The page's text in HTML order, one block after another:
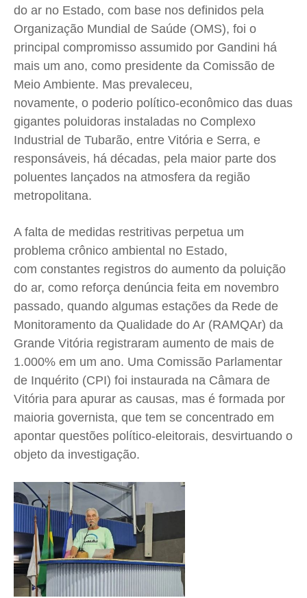
do ar no Estado, com base nos definidos pela
Organização Mundial de Saúde (OMS), foi o
principal compromisso assumido por Gandini há
mais um ano, como presidente da Comissão de
Meio Ambiente. Mas prevaleceu,
novamente, o poderio político-econômico das duas
gigantes poluidoras instaladas no Complexo
Industrial de Tubarão, entre Vitória e Serra, e
responsáveis, há décadas, pela maior parte dos
poluentes lançados na atmosfera da região
metropolitana.
A falta de medidas restritivas perpetua um
problema crônico ambiental no Estado,
com constantes registros do aumento da poluição
do ar, como reforça denúncia feita em novembro
passado, quando algumas estações da Rede de
Monitoramento da Qualidade do Ar (RAMQAr) da
Grande Vitória registraram aumento de mais de
1.000% em um ano. Uma Comissão Parlamentar
de Inquérito (CPI) foi instaurada na Câmara de
Vitória para apurar as causas, mas é formada por
maioria governista, que tem se concentrado em
apontar questões político-eleitorais, desvirtuando o
objeto da investigação.